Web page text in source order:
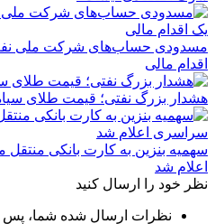
مسدودی حساب‌های شرکت ملی نفت
اقدام مالی
هشدار بزرگ نفتی؛ قیمت طلای سیاه در
سهمیه بنزین به کارت بانکی
اعلام شد
نظر خود را ارسال کنید
نظرات ارسال شده شما،